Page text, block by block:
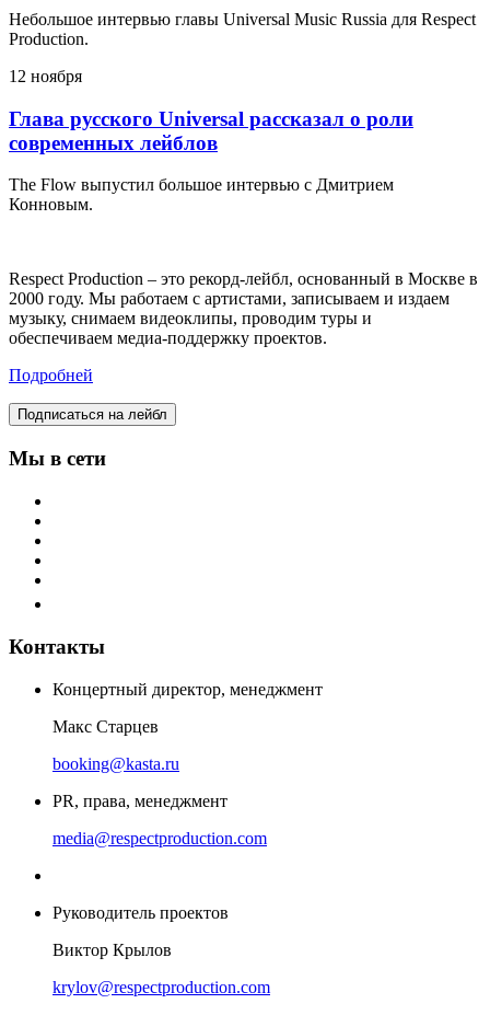
Небольшое интервью главы Universal Music Russia для Respect
Production.
12 ноября
Глава русского Universal рассказал о роли
современных лейблов
The Flow выпустил большое интервью с Дмитрием
Конновым.
Respect Production – это рекорд-лейбл, основанный в Москве в
2000 году. Мы работаем с артистами, записываем и издаем
музыку, снимаем видеоклипы, проводим туры и
обеспечиваем медиа-поддержку проектов.
Подробней
Подписаться на лейбл
Мы в сети
Контакты
Концертный директор, менеджмент
Макс Старцев
booking@kasta.ru
PR, права, менеджмент
media@respectproduction.com
Руководитель проектов
Виктор Крылов
krylov@respectproduction.com